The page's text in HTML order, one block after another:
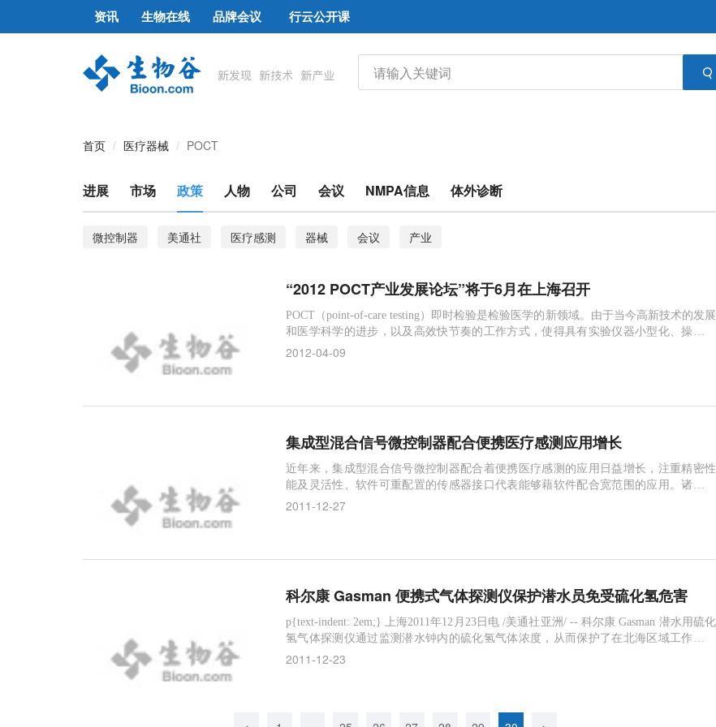
资讯 生物在线 品牌会议 行云公开课
首页 医疗器械 POCT
进展 市场 政策 人物 公司 会议 NMPA信息 体外诊断
微控制器 美通社 医疗感测 器械 会议 产业
“2012 POCT产业发展论坛”将于6月在上海召开
POCT（point-of-care testing）即时检验是检验医学的新领域。由于当今高新技术的发展
和医学科学的进步，以及高效快节奏的工作方式，使得具有实验仪器小型化、操作简
单化、报告结果即时化的POCT越来越受到了人们的青睐。 POCT市场的高速发展，为
2012-04-09
集成型混合信号微控制器配合便携医疗感测应用增长
近年来，集成型混合信号微控制器配合着便携医疗感测的应用日益增长，注重精密性
能及灵活性、软件可重配置的传感器接口代表能够藉软件配合宽范围的应用。诸如通
用串行总线(USB)及液晶显示器(LCD)驱动器等多种接口确保此方案能够快速地集成至
2011-12-27
科尔康 Gasman 便携式气体探测仪保护潜水员免受硫化氢危害
p{text-indent: 2em;} 上海2011年12月23日电 /美通社亚洲/ -- 科尔康 Gasman 潜水用硫化
氢气体探测仪通过监测潜水钟内的硫化氢气体浓度，从而保护了在北海区域工作的潜
水员的生命安全。 长此以来，潜水行业一直都受到海底作业区的硫化氢气体的危害，
2011-12-23